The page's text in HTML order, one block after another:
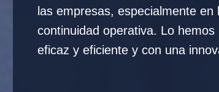
las empresas, especialmente
continuidad operativa. Lo
eficaz y eficiente y con una